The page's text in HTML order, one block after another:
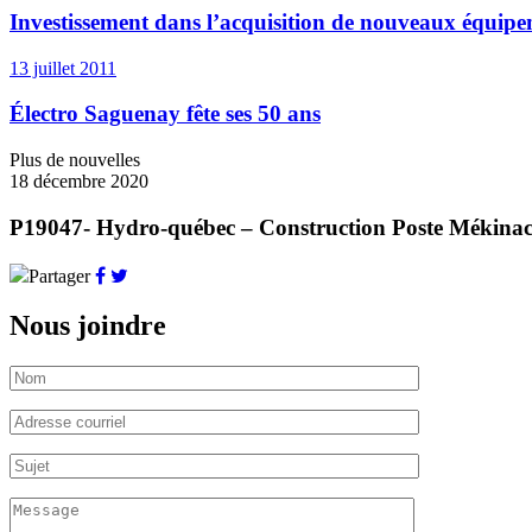
Investissement dans l’acquisition de nouveaux
13 juillet 2011
Électro Saguenay fête ses 50 ans
Plus de nouvelles
18 décembre 2020
P19047- Hydro-québec – Construction Poste Mékinac
Partager
Nous joindre